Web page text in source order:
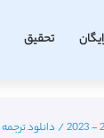
تحقیق
/دانلود ترجمه